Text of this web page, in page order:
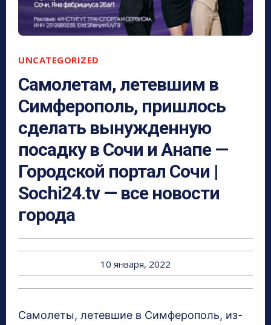
UNCATEGORIZED
Самолетам, летевшим в
Симферополь, пришлось
сделать вынужденную
посадку в Сочи и Анапе —
Городской портал Сочи |
Sochi24.tv — все новости
города
10 января, 2022
Самолеты, летевшие в Симферополь, из-